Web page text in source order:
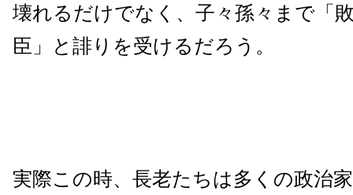
壊れるだけでなく、子々孫々まで「
臣」と誹りを受けるだろう。
実際この時、長老たちは多くの政治